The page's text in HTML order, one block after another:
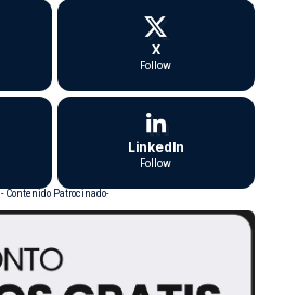
X
Follow
LinkedIn
Follow
- Contenido Patrocinado-